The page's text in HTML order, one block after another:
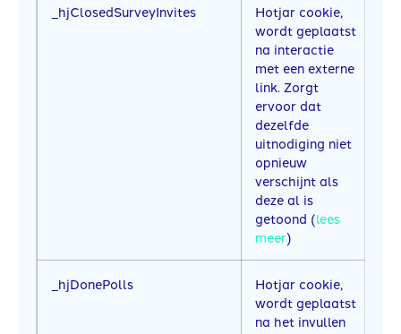
_hjClosedSurveyInvites
Hotjar cookie,
wordt geplaatst
na interactie
met een externe
link. Zorgt
ervoor dat
dezelfde
uitnodiging niet
opnieuw
verschijnt als
deze al is
getoond (lees
meer)
_hjDonePolls
Hotjar cookie,
wordt geplaatst
na het invullen